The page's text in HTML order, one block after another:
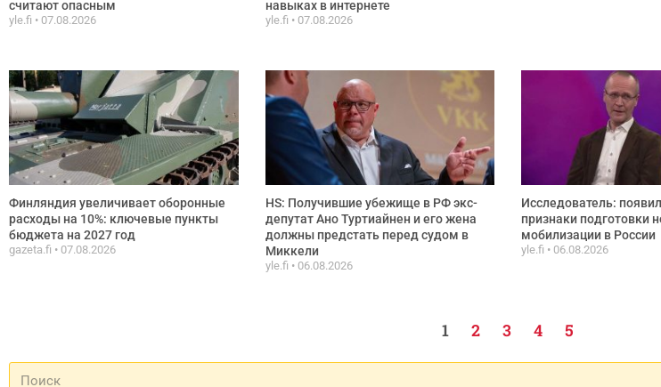
считают опасным
yle.fi 07.08.2026
навыках в интернете
yle.fi 07.08.2026
Финляндия увеличивает оборонные
расходы на 10%: ключевые пункты
бюджета на 2027 год
gazeta.fi 07.08.2026
HS: Получившие убежище в РФ экс-
депутат Ано Туртиайнен и его жена
должны предстать перед судом в
Миккели
yle.fi 06.08.2026
Исследователь:
признаки подготовки
мобилизации в России
yle.fi 06.08.2026
1 2 3 4 5